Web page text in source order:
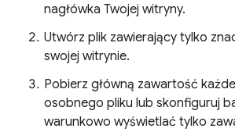
nagłówka Twojej witryny.
Utwórz plik zawierający tylko
swojej witrynie.
Pobierz główną zawartość
osobnego pliku lub skonfiguruj
warunkowo wyświetlać tylko